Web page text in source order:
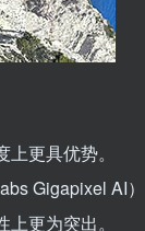
更具优势。
Gigapixel AI）
更为突出。